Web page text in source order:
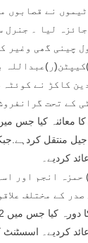
نے قصابوں
لیا ۔ جنرل
چینی گھی وغیر
کاکڑ نے کوئٹہ
کے تحت
کردیے۔
حمزہ انجم اور
کے مختلف
کردیے۔